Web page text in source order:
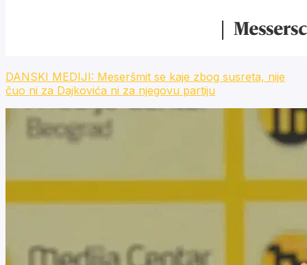
DANSKI MEDIJI: Meseršmit se kaje zbog susreta, nije
čuo ni za Dajkovića ni za njegovu partiju